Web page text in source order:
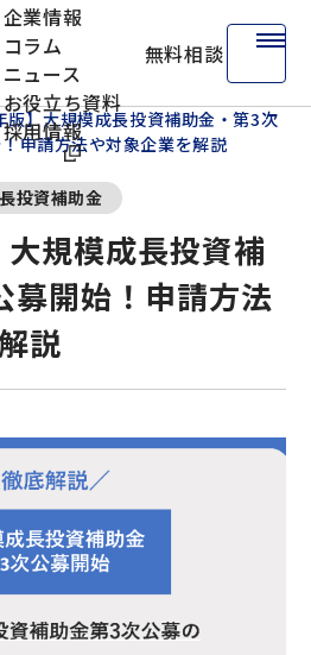
企業情報
コラム
ニュース
お役立ち資料
採用情報
無料相談
版】大規模成長投資補助金・第3次
申請方法や対象企業を解説
投資補助金
大規模成長投資補
募開始！申請方法
説